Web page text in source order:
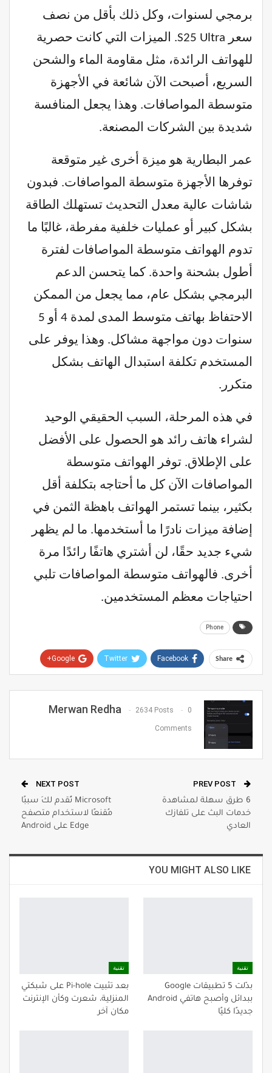
برمجي لسنوات، وكل ذلك بأقل من نصف
سعر S25 Ultra. الميزات التي كانت حصرية
للهواتف الرائدة، مثل مقاومة الماء والشحن
السريع، أصبحت الآن شائعة في الأجهزة
متوسطة المواصافات. وهذا يجعل المنافسة
شديدة بين الشركات المصنعة.
عمر البطارية هو ميزة أخرى غير متوقعة
توفرها الأجهزة متوسطة المواصافات. فبدون
شاشات عالية معدل التحديث تستهلك الطاقة
بشكل كبير أو عمليات خلفية مفرطة، غالبًا ما
تدوم الهواتف متوسطة المواصافات لفترة
أطول بشحنة واحدة. كما يتحسن الدعم
البرمجي بشكل عام، مما يجعل من الممكن
الاحتفاظ بهاتف متوسط المدى لمدة 4 أو 5
سنوات دون مواجهة مشاكل. وهذا يوفر على
المستخدم تكلفة استبدال الهاتف بشكل
متكرر.
في هذه المرحلة، السبب الحقيقي الوحيد
لشراء هاتف رائد هو الحصول على الأفضل
على الإطلاق. توفر الهواتف متوسطة
المواصافات الآن كل ما أحتاجه بتكلفة أقل
بكثير، بينما تستمر الهواتف باهظة الثمن في
إضافة ميزات نادرًا ما أستخدمها. ما لم يظهر
شيء جديد حقًا، لن أشتري هاتفًا رائدًا مرة
أخرى. فالهواتف متوسطة المواصافات تلبي
احتياجات معظم المستخدمين.
Phone
Share
Facebook
Twitter
Google+
Email
Merwan Redha 2634 Posts 0
Comments
6 طرق سهلة لمشاهدة
خدمات البث على تلفازك
العادي
NEXT POST
Microsoft تُقدم لكَ سببًا
مُقنعًا لاستخدام متصفح
Edge على Android
YOU MIGHT ALSO LIKE
تقنية
بدّلت 5 تطبيقات Google
ببدائل وأصبح هاتفي Android
جديدًا كليًا
تقنية
بعد تثبيت Pi-hole على شبكتي
المنزلية، شعرت وكأن الإنترنت
مكان آخر